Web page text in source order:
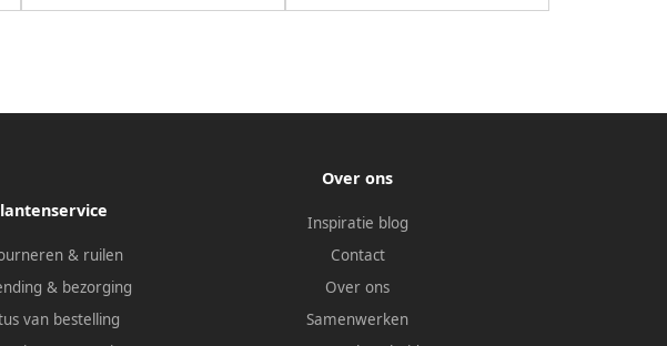
& ruilen
& bezorging
van bestelling
Over ons
Inspiratie blog
Contact
Over ons
Samenwerken